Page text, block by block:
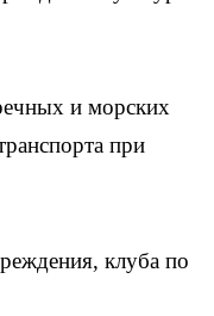
и морских
при
клуба по